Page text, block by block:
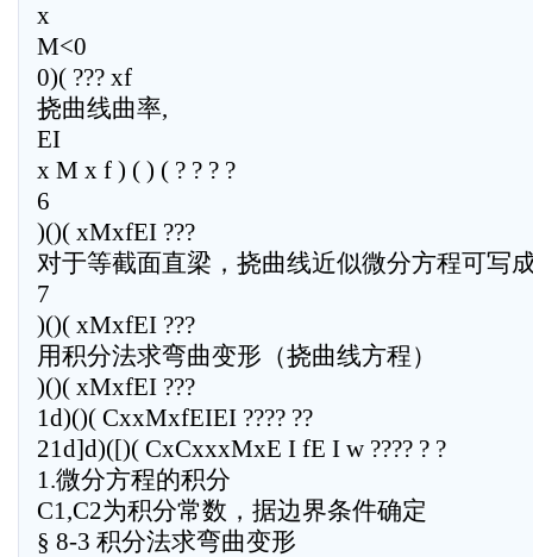
x
M<0
0)( ??? xf
挠曲线曲率,
EI
x M x f ) ( ) ( ? ? ? ?
6
)()( xMxfEI ???
对于等截面直梁，挠曲线近似微分方程可写
7
)()( xMxfEI ???
用积分法求弯曲变形（挠曲线方程）
)()( xMxfEI ???
1d)()( CxxMxfEIEI ???? ??
21d]d)([)( CxCxxxMxE I fE I w ???? ? ?
1.微分方程的积分
C1,C2为积分常数，据边界条件确定
§ 8-3 积分法求弯曲变形